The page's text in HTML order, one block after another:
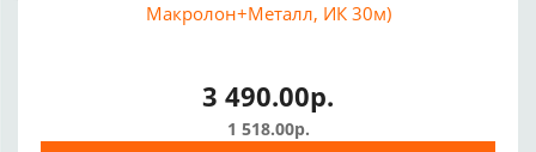
Макролон+Металл, ИК 30м)
3 490.00р.
1 518.00р.